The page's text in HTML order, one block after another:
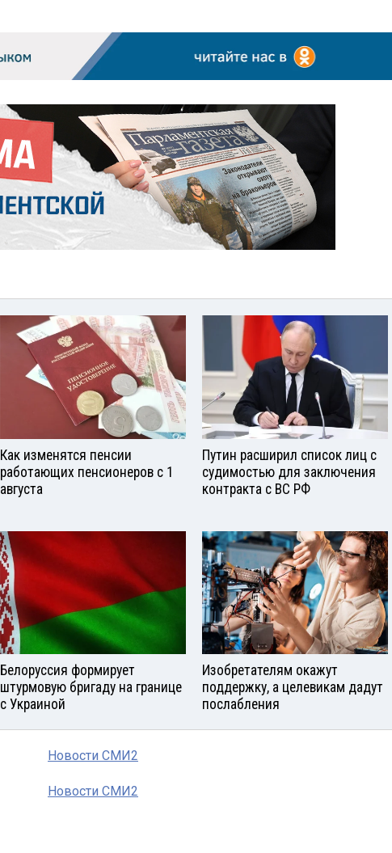
Как изменятся пенсии
работающих пенсионеров с 1
августа
Путин расширил список лиц с
судимостью для заключения
контракта с ВС РФ
Белоруссия формирует
штурмовую бригаду на границе
с Украиной
Изобретателям окажут
поддержку, а целевикам дадут
послабления
Новости СМИ2
Новости СМИ2